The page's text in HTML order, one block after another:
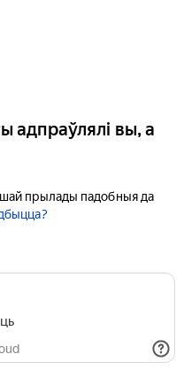
адпраўлялі вы, а
прылады падобныя да